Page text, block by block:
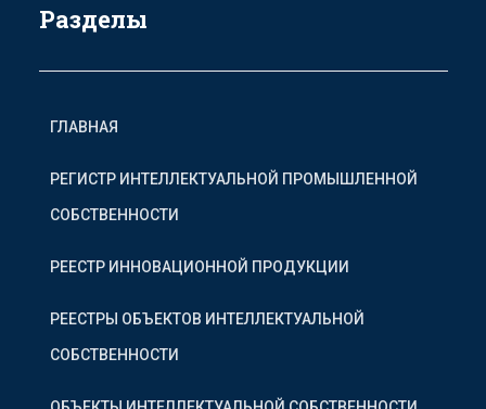
Разделы
ГЛАВНАЯ
РЕГИСТР ИНТЕЛЛЕКТУАЛЬНОЙ ПРОМЫШЛЕННОЙ
СОБСТВЕННОСТИ
РЕЕСТР ИННОВАЦИОННОЙ ПРОДУКЦИИ
РЕЕСТРЫ ОБЪЕКТОВ ИНТЕЛЛЕКТУАЛЬНОЙ
СОБСТВЕННОСТИ